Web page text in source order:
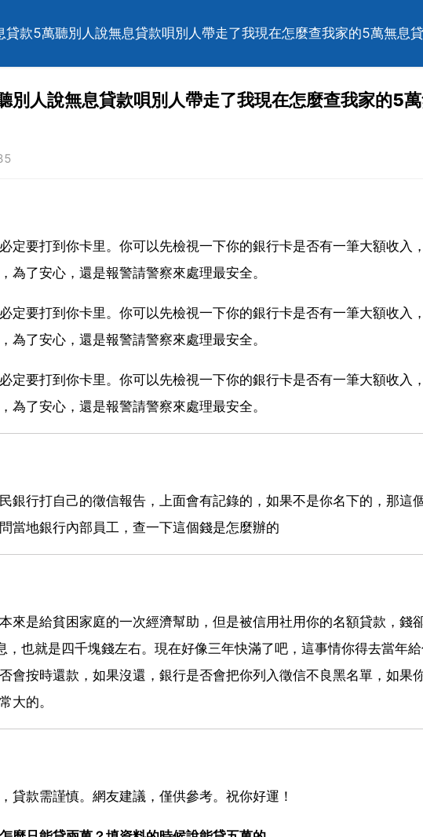
貸款5萬聽別人說無息貸款唄別人帶走了我現在怎麼查我家的5萬無息
別人說無息貸款唄別人帶走了我現在怎麼查我家的5
定要打到你卡里。你可以先檢視一下你的銀行卡是否有一筆大額收入
為了安心，還是報警請警察來處理最安全。
定要打到你卡里。你可以先檢視一下你的銀行卡是否有一筆大額收入
為了安心，還是報警請警察來處理最安全。
定要打到你卡里。你可以先檢視一下你的銀行卡是否有一筆大額收入
為了安心，還是報警請警察來處理最安全。
銀行打自己的徵信報告，上面會有記錄的，如果不是你名下的，那這
當地銀行內部員工，查一下這個錢是怎麼辦的
來是給貧困家庭的一次經濟幫助，但是被信用社用你的名額貸款，錢
也就是四千塊錢左右。現在好像三年快滿了吧，這事情你得去當年
會按時還款，如果沒還，銀行是否會把你列入徵信不良黑名單，如果
大的。
貸款需謹慎。網友建議，僅供參考。祝你好運！